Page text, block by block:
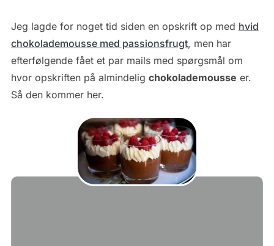
Jeg lagde for noget tid siden en opskrift op med hvid
chokolademousse med passionsfrugt, men har
efterfølgende fået et par mails med spørgsmål om
hvor opskriften på almindelig chokolademousse er.
Så den kommer her.